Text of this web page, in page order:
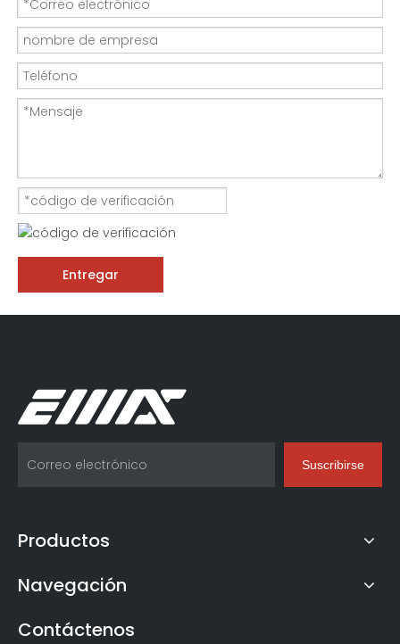
Entregar
Suscribirse
Productos
Navegación
Contáctenos